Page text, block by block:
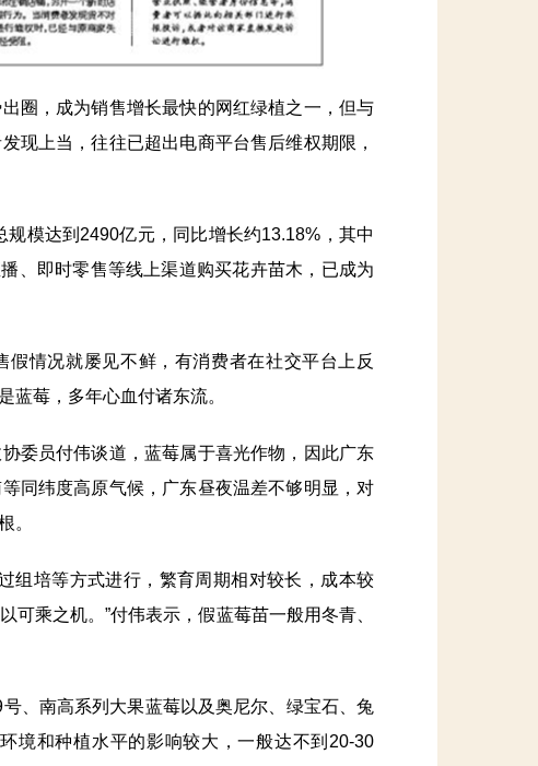
，成为销售增长最快的网红绿植之一，但与
现上当，往往已超出电商平台售后维权期限，
模达到2490亿元，同比增长约13.18%，其中
、即时零售等线上渠道购买花卉苗木，已成为
情况就屡见不鲜，有消费者在社交平台上反
蓝莓，多年心血付诸东流。
员付伟谈道，蓝莓属于喜光作物，因此广东
同纬度高原气候，广东昼夜温差不够明显，对
。
培等方式进行，繁育周期相对较长，成本较
乘之机。”付伟表示，假蓝莓苗一般用冬青、
南高系列大果蓝莓以及奥尼尔、绿宝石、兔
境和种植水平的影响较大，一般达不到20-30